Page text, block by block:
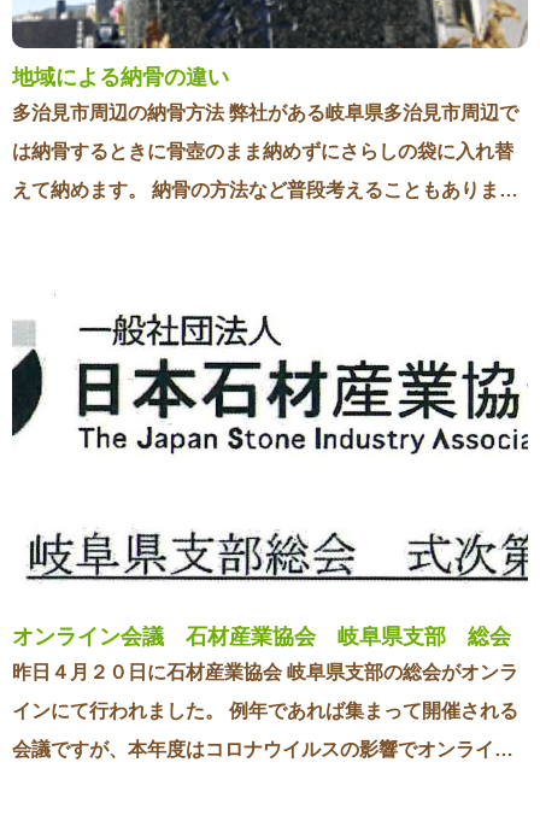
をされました。 頂いたデザインを元に文字の書体やバラン
スを何度も打ち合わせや修正をしました。 とても素敵なデ
ザインで実際にお墓を見て、大変喜んでいただけました。
て本当に感謝しています。 後日お礼のお手紙をいただきま
を造ることに決めました。 石玉石材さんのスタッフさんは
皆さん本当に親切で完成まで細かい点まで心を配って頂
き、本当に良い出会いの場所で会ったこと、感謝していま
す 亡くなった主人も本当に感謝していると思います」 心温
地域による納骨の違い
多治見市周辺の納骨方法 弊社がある岐阜県多治見市周辺で
は納骨するときに骨壺のまま納めずにさらしの袋に入れ替
えて納めます。 納骨の方法など普段考えることもありませ
とした理由があります。 骨壺からさらしの袋へ入れ替える
理由 今では亡くなった後に火葬をするのが当たり前になっ
ていますが、その前は土葬が一般的に行われていました。
土葬をすると徐々に遺体は土へ還っていき、最後はお骨ま
人にとっては当たり前のことで、お隣の中国でも「人土為
安」といって、「人は亡くなって土に還ることで安息でき
骨壺は土に還りませんので当然お骨はそのまま残り続けま
オンライン会議 石材産業協会 岐阜県支部 総会
昨日４月２０日に石材産業協会 岐阜県支部の総会がオンラ
インにて行われました。 例年であれば集まって開催される
会議ですが、本年度はコロナウイルスの影響でオンライン